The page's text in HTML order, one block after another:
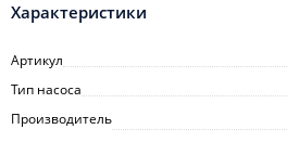
Характеристики
Артикул
Тип насоса
Производитель